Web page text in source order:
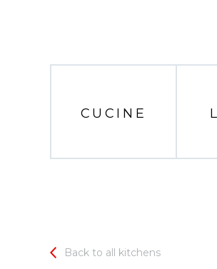
CUCINE
Back to all kitchens